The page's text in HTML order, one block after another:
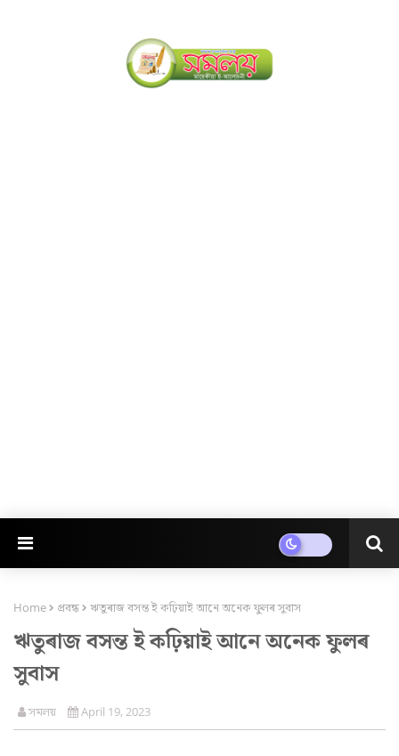
Home প্ৰবন্ধ ঋতুৰাজ বসন্ত ই কঢ়িয়াই আনে অনেক ফুলৰ সুবাস
ঋতুৰাজ বসন্ত ই কঢ়িয়াই আনে অনেক ফুলৰ
সুবাস
সমলয় April 19, 2023